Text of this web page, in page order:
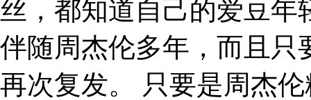
丝，都知道自己的爱豆
伴随周杰伦多年，而且只
再次复发。 只要是周杰